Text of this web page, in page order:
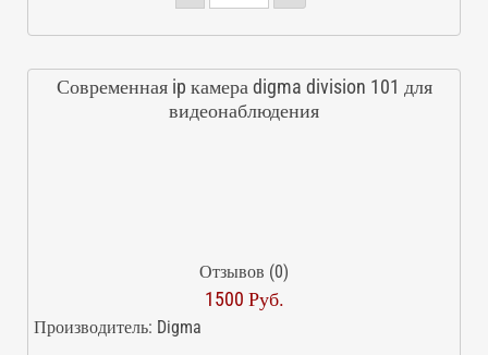
Современная ip камера digma division 101 для
видеонаблюдения
Отзывов (0)
1500 Руб.
Производитель: Digma